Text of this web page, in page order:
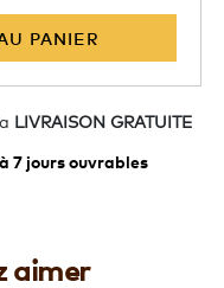
PANIER
LIVRAISON GRATUITE
7 jours ouvrables
aimer